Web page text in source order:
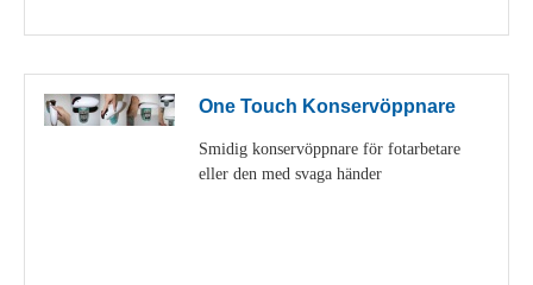
One Touch Konservöppnare
Smidig konservöppnare för fotarbetare
eller den med svaga händer